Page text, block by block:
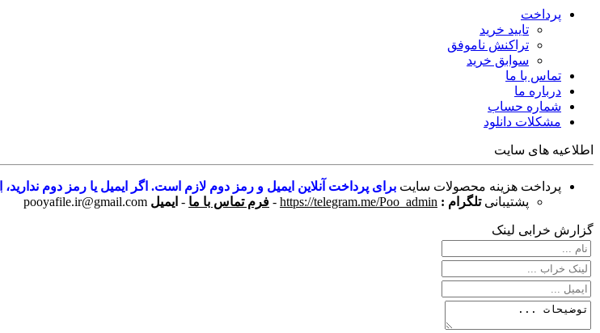
پرداخت
تایید خرید
تراکنش ناموفق
سوابق خرید
تماس با ما
درباره ما
شماره حساب
مشکلات دانلود
اطلاعیه های سایت
پرداخت هزینه محصولات سایت برای پرداخت آنلاین ایمیل و رمز دوم لازم است. اگر ایمیل یا رمز دوم ندارید،
پشتیبانی تلگرام : https://telegram.me/Poo_admin
- فرم تماس با ما - ایمیل pooyafile.ir@gmail.com
گزارش خرابی لینک